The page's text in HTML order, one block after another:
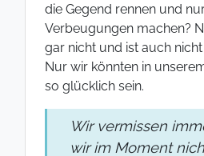
die Gegend rennen und
Verbeugungen machen?
gar nicht und ist auch
Nur wir könnten in
so glücklich sein.
Wir vermissen
wir im Moment